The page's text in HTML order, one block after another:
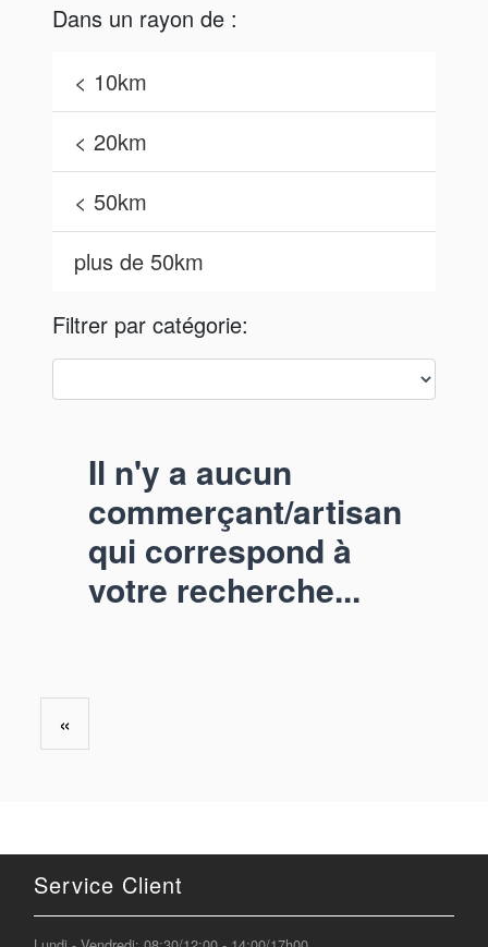
Dans un rayon de :
< 10km
< 20km
< 50km
plus de 50km
Filtrer par catégorie:
Il n'y a aucun
commerçant/artisan
qui correspond à
votre recherche...
«
Service Client